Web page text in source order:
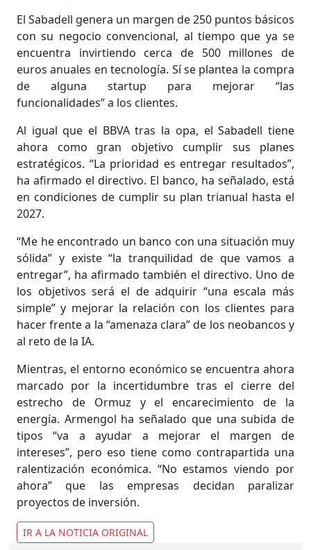
El Sabadell genera un margen de 250 puntos básicos
con su negocio convencional, al tiempo que ya se
encuentra invirtiendo cerca de 500 millones de
euros anuales en tecnología. Sí se plantea la compra
de alguna startup para mejorar “las
funcionalidades” a los clientes.
Al igual que el BBVA tras la opa, el Sabadell tiene
ahora como gran objetivo cumplir sus planes
estratégicos. “La prioridad es entregar resultados”,
ha afirmado el directivo. El banco, ha señalado, está
en condiciones de cumplir su plan trianual hasta el
2027.
“Me he encontrado un banco con una situación muy
sólida” y existe “la tranquilidad de que vamos a
entregar”, ha afirmado también el directivo. Uno de
los objetivos será el de adquirir “una escala más
simple” y mejorar la relación con los clientes para
hacer frente a la “amenaza clara” de los neobancos y
al reto de la IA.
Mientras, el entorno económico se encuentra ahora
marcado por la incertidumbre tras el cierre del
estrecho de Ormuz y el encarecimiento de la
energía. Armengol ha señalado que una subida de
tipos “va a ayudar a mejorar el margen de
intereses”, pero eso tiene como contrapartida una
ralentización económica. “No estamos viendo por
ahora” que las empresas decidan paralizar
proyectos de inversión.
IR A LA NOTICIA ORIGINAL